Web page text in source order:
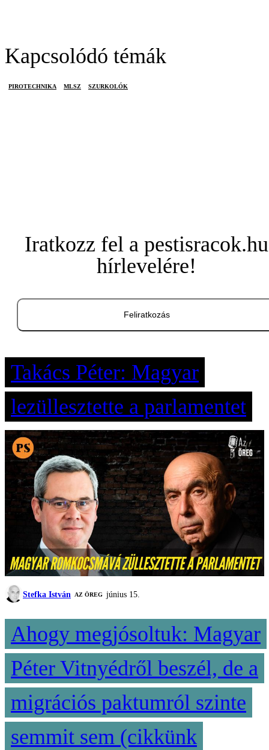
Kapcsolódó témák
PIROTECHNIKA MLSZ SZURKOLÓK
Iratkozz fel a pestisracok.hu
hírlevelére!
Feliratkozás
Takács Péter: Magyar
lezüllesztette a parlamentet
Stefka István AZ ÖREG június 15.
Ahogy megjósoltuk: Magyar
Péter Vitnyédről beszél, de a
migrációs paktumról szinte
semmit sem (cikkünk